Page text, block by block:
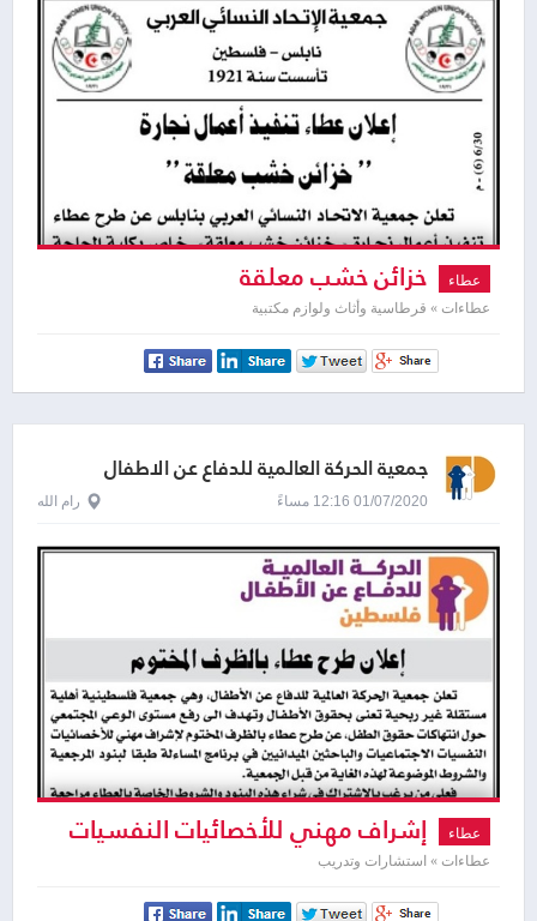
عطاء خزائن خشب معلقة
عطاءات » قرطاسية وأثاث ولوازم مكتبية
جمعية الحركة العالمية للدفاع عن الاطفال
01/07/2020 12:16 مساءً رام الله
عطاء إشراف مهني للأخصائيات النفسيات
الاجتماعيات والباحثين الميدانيي
عطاءات » استشارات وتدريب